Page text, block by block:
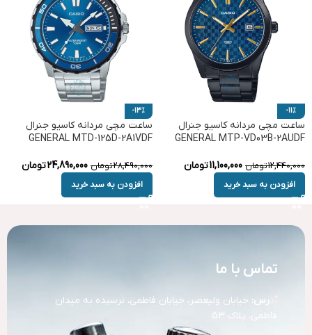
-11%
ساعت مچی مردانه کاسیو جنرال
GENERAL MTP-VD03B-2AUDF
12,440,000تومان 11,100,000تومان
افزودن به سبد خرید
-13%
ساعت مچی مردانه کاسیو جنرال
GENERAL MTD-125D-2A1VDF
28,490,000تومان 24,890,000تومان
افزودن به سبد خرید
تماس با ما
رس: خیابان ولیعصر، خیابان فاطمی، نرسیده به میدان
فاطمی، پلاک 53